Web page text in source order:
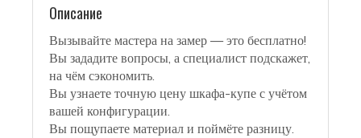
Описание
Вызывайте мастера на замер — это бесплатно!
Вы зададите вопросы, а специалист подскажет,
на чём сэкономить.
Вы узнаете точную цену шкафа-купе с учётом
вашей конфигурации.
Вы пощупаете материал и поймёте разницу.